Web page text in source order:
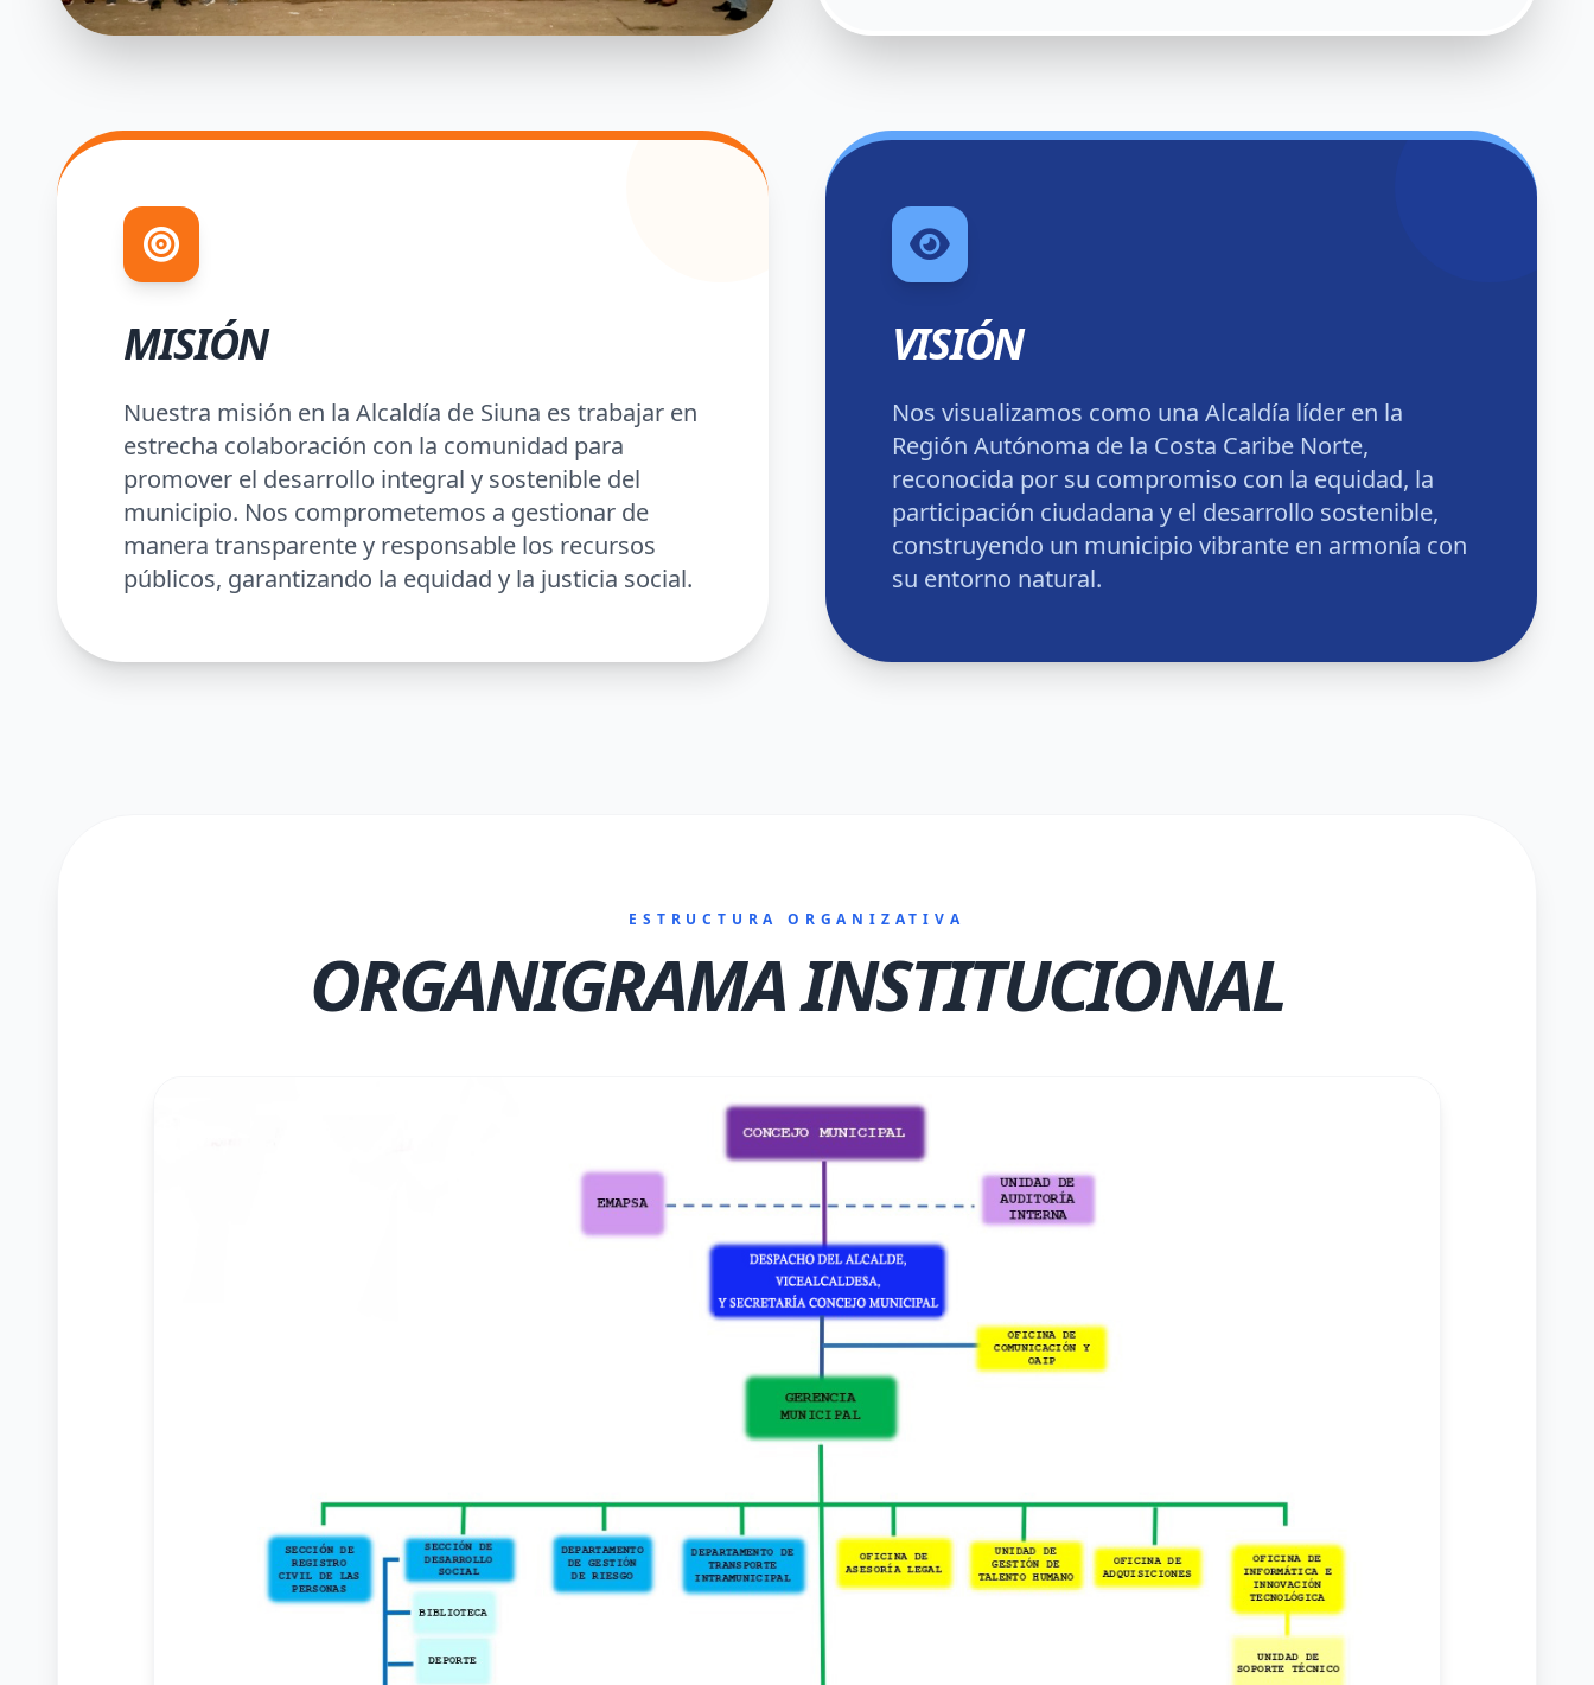
MISIÓN
Nuestra misión en la Alcaldía de Siuna es trabajar en
estrecha colaboración con la comunidad para
promover el desarrollo integral y sostenible del
municipio. Nos comprometemos a gestionar de
manera transparente y responsable los recursos
públicos, garantizando la equidad y la justicia social.
VISIÓN
Nos visualizamos como una Alcaldía líder en la
Región Autónoma de la Costa Caribe Norte,
reconocida por su compromiso con la equidad, la
participación ciudadana y el desarrollo sostenible,
construyendo un municipio vibrante en armonía con
su entorno natural.
ESTRUCTURA ORGANIZATIVA
ORGANIGRAMA INSTITUCIONAL